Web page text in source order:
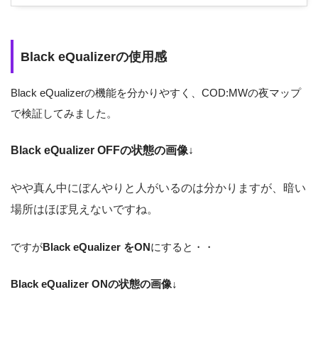
Black eQualizerの使用感
Black eQualizerの機能を分かりやすく、COD:MWの夜マップ
で検証してみました。
Black eQualizer OFFの状態の画像↓
やや真ん中にぼんやりと人がいるのは分かりますが、暗い
場所はほぼ見えないですね。
ですがBlack eQualizer をONにすると・・
Black eQualizer ONの状態の画像↓